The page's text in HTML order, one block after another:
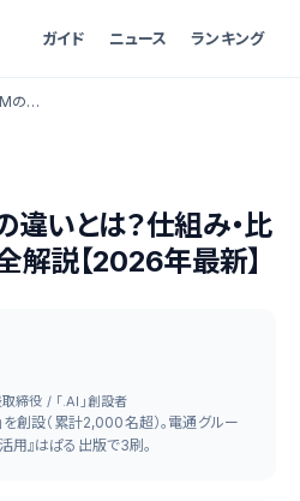
ガイド ニュース ランキング
ChatGPTとLLMの違いとは？仕組み・比較・使い分けを完全解説【2026年最新】
いとは？仕組み・比
解説【2026年最新】
締役 / 「.AI」創設者
を創設（累計2,000名超）。電通グルー
用』はぱる出版で3刷。